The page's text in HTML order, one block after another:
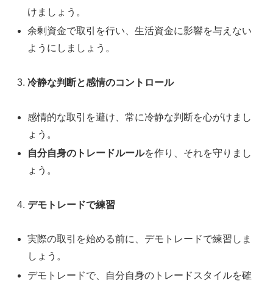
けましょう。
余剰資金で取引を行い、生活資金に影響を与えない
ようにしましょう。
冷静な判断と感情のコントロール
感情的な取引を避け、常に冷静な判断を心がけまし
ょう。
自分自身のトレードルールを作り、それを守りまし
ょう。
デモトレードで練習
実際の取引を始める前に、デモトレードで練習しま
しょう。
デモトレードで、自分自身のトレードスタイルを確